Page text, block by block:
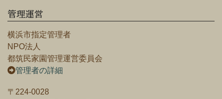
管理運営
横浜市指定管理者
NPO法人
都筑民家園管理運営委員会
管理者の詳細
〒224-0028